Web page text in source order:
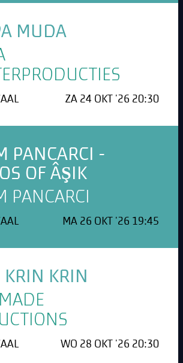
MUDA
ZA 24 OKT '26 20:30
PANCARCI -
OF ÂŞIK
PANCARCI
MA 26 OKT '26 19:45
KRIN KRIN
WO 28 OKT '26 20:30